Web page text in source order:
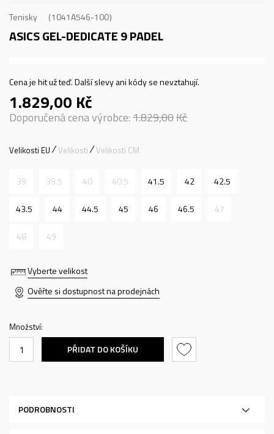
Tenisky 1041A546-100
ASICS GEL-DEDICATE 9 PADEL
Cena je hit už teď. Další slevy ani kódy se nevztahují.
1.829,00 Kč
Doporučená cena výrobce:1.829,00Kč
Vyberte velikost
Velikosti EU Velikosti Velikosti CM
39 39.5 40 40.5 41.5 42 42.5
43.5 44 44.5 45 46 46.5 47
48 49
Ověřte si dostupnost na prodejnách
Množství:
PŘIDAT DO KOŠÍKU
PODROBNOSTI